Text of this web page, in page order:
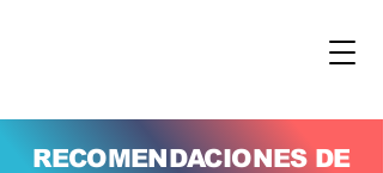
RECOMENDACIONES DE